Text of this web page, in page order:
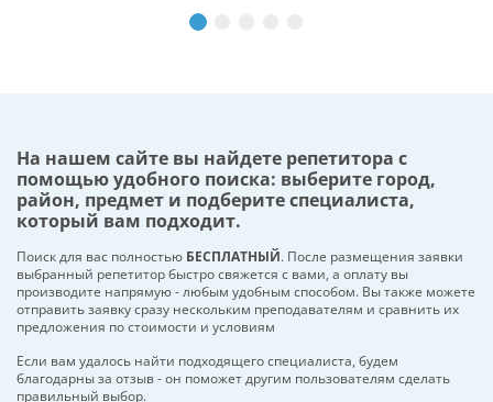
На нашем сайте вы найдете репетитора с
помощью удобного поиска: выберите город,
район, предмет и подберите специалиста,
который вам подходит.
Поиск для вас полностью БЕСПЛАТНЫЙ. После размещения заявки
выбранный репетитор быстро свяжется с вами, а оплату вы
производите напрямую - любым удобным способом. Вы также можете
отправить заявку сразу нескольким преподавателям и сравнить их
предложения по стоимости и условиям
Если вам удалось найти подходящего специалиста, будем
благодарны за отзыв - он поможет другим пользователям сделать
правильный выбор.